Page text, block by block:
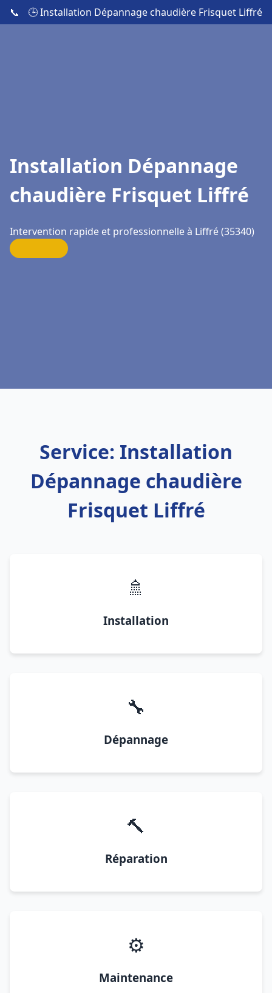
📞 🕒 Installation Dépannage chaudière Frisquet Liffré
Installation Dépannage
chaudière Frisquet Liffré
Intervention rapide et professionnelle à Liffré (35340)
Service: Installation
Dépannage chaudière
Frisquet Liffré
🚿
Installation
🔧
Dépannage
🔨
Réparation
⚙️
Maintenance